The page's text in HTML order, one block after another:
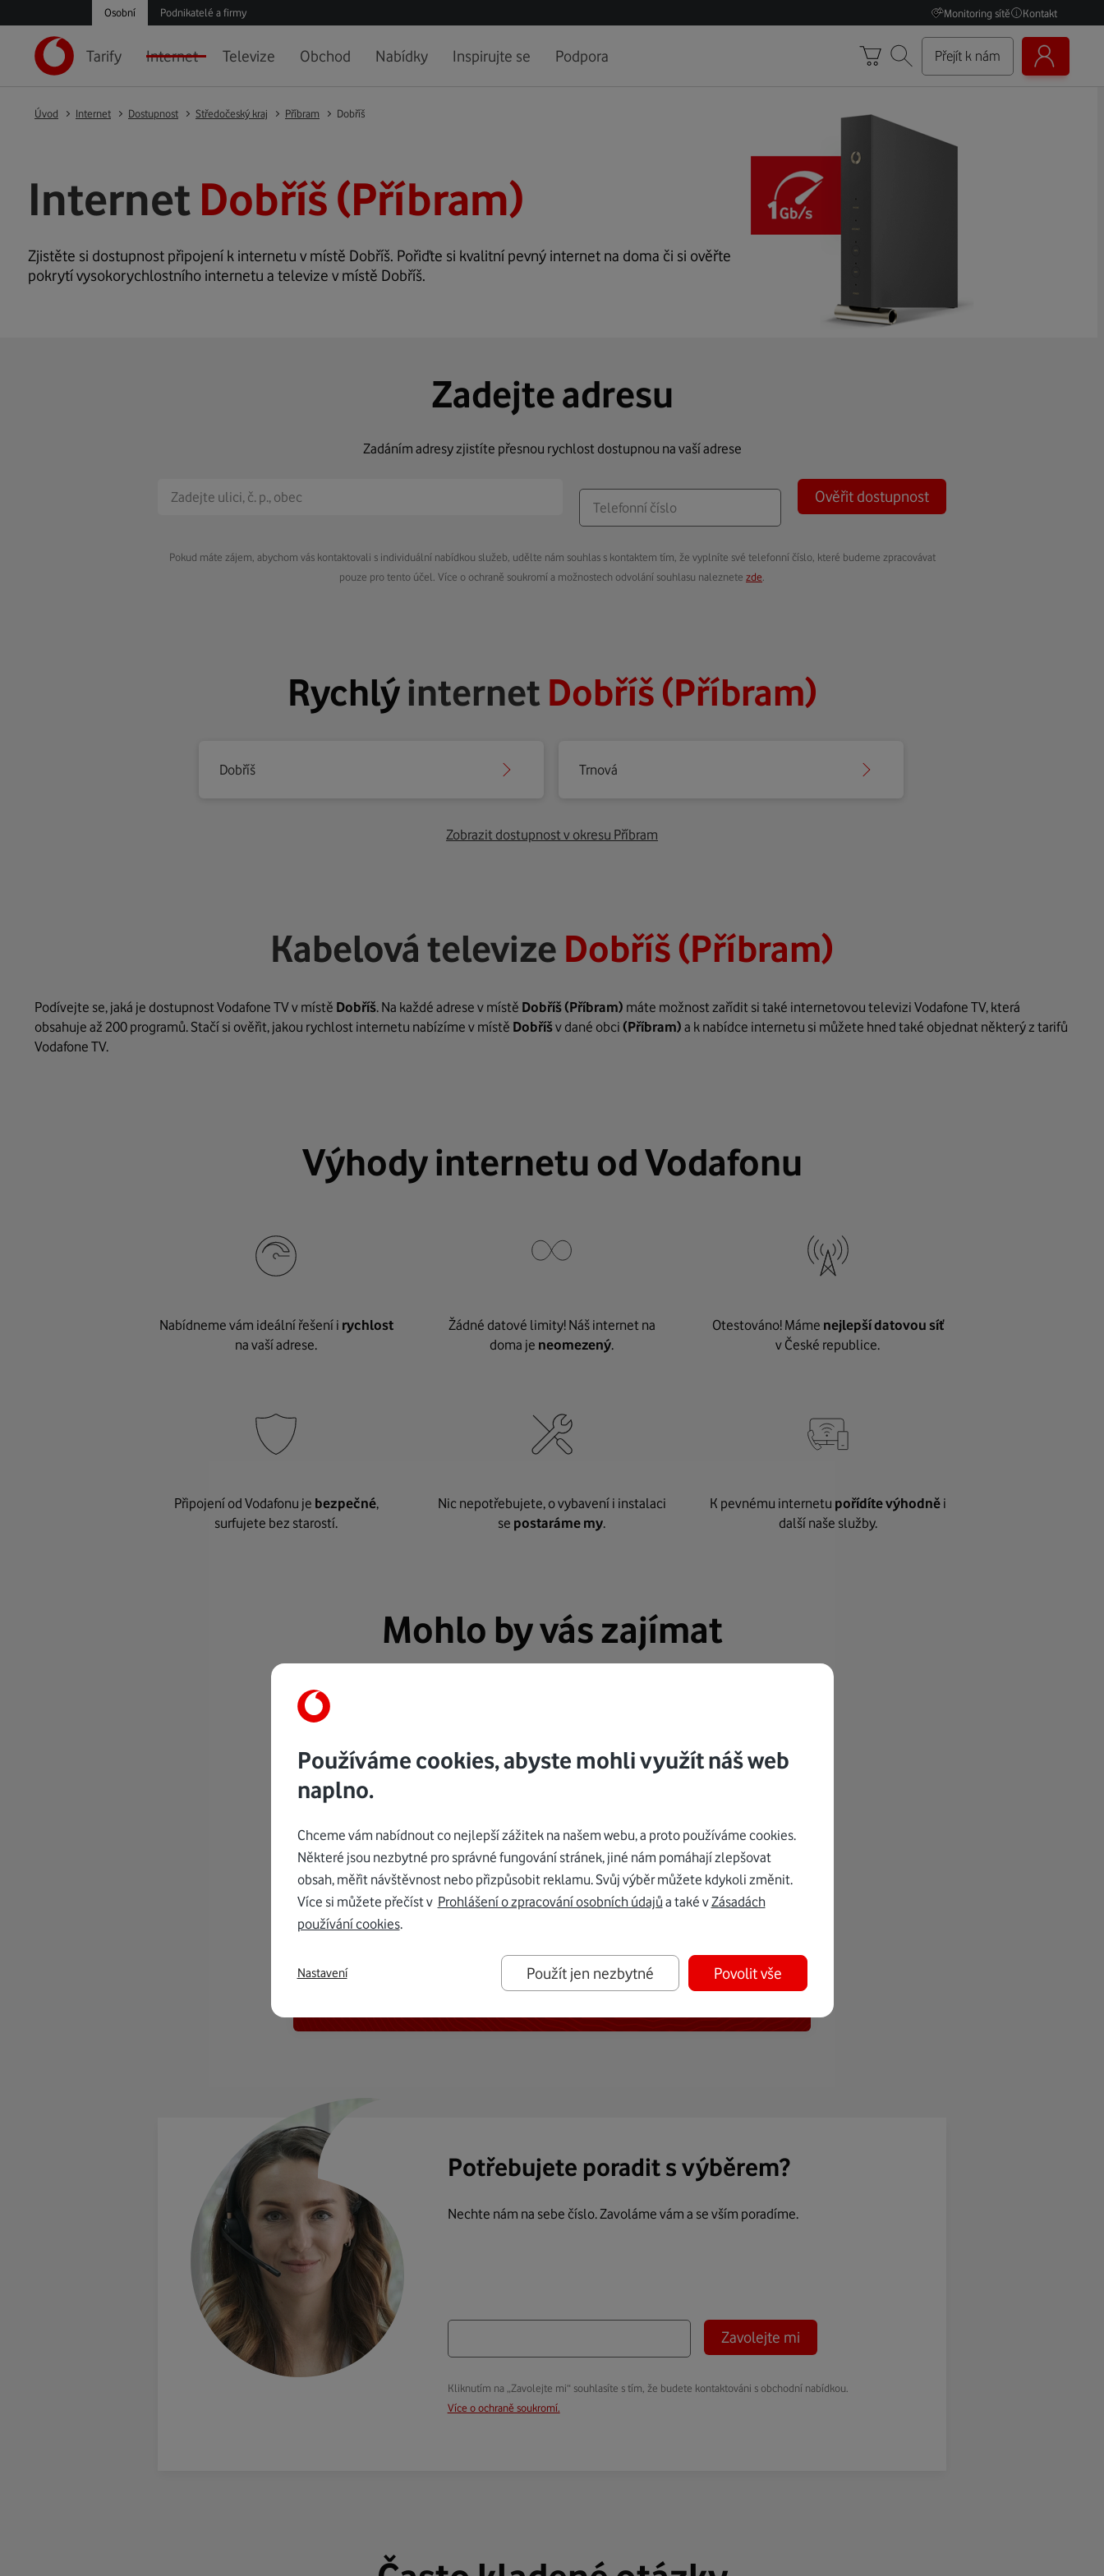
Osobní Podnikatelé a firmy Monitoring sítě Kontakt
Tarify Internet Televize Obchod Nabídky Inspirujte se Podpora Přejít k nám
Úvod Internet Dostupnost Středočeský kraj Příbram Dobříš
Internet Dobříš (Příbram)
Zjistěte si dostupnost připojení k internetu v místě Dobříš. Pořiďte si kvalitní pevný internet na doma či si ověřte
pokrytí vysokorychlostního internetu a televize v místě Dobříš.
Zadejte adresu
Zadáním adresy zjistíte přesnou rychlost dostupnou na vaší adrese
Ověřit dostupnost
Pokud máte zájem, abychom vás kontaktovali s individuální nabídkou služeb, udělte nám souhlas s kontaktem tím, že vyplníte své telefonní číslo, které budeme zpracovávat
pouze pro tento účel. Více o ochraně soukromí a možnostech odvolání souhlasu naleznete zde
Rychlýinternet Dobříš (Příbram)
Dobříš Trnová
Zobrazit dostupnost v okresu Příbram
Kabelová televize Dobříš (Příbram)
Podívejte se, jaká je dostupnost Vodafone TV v místě Dobříš. Na každé adrese v místě Dobříš(Příbram) máte možnost zařídit si také internetovou televizi Vodafone TV, která
obsahuje až 200 programů. Stačí si ověřit, jakou rychlost internetu nabízíme v místě Dobříšv dané obci (Příbram) a k nabídce internetu si můžete hned také objednat některý z tarifů
Vodafone TV.
Výhody internetu od Vodafonu
Nabídneme vám ideální řešení i rychlost
na vaší adrese.
Žádné datové limity! Náš internet na
doma je neomezený.
Otestováno! Máme nejlepší datovou síť
v České republice.
Připojení od Vodafonu je bezpečné,
surfujete bez starostí.
Nic nepotřebujete, o vybavení i instalaci
se postaráme my.
K pevnému internetu pořídíte výhodněi
další naše služby.
Mohlo by vás zajímat
K internetu vám dáme Vodafone TV již
od 150 Kč měsíčně
Potřebujete poradit s výběrem?
Nechte nám na sebe číslo. Zavoláme vám a se vším poradíme.
Zavolejte mi
Kliknutím na „Zavolejte mi“ souhlasíte s tím, že budete kontaktováni s obchodní nabídkou.
Více o ochraně soukromí.
Používáme cookies, abyste mohli využít náš web
naplno.
Chceme vám nabídnout co nejlepší zážitek na našem webu, a proto používáme cookies.
Některé jsou nezbytné pro správné fungování stránek, jiné nám pomáhají zlepšovat
obsah, měřit návštěvnost nebo přizpůsobit reklamu. Svůj výběr můžete kdykoli změnit.
Více si můžete přečíst v Prohlášení o zpracování osobních údajů a také vZásadách
používání cookies.
Použít jen nezbytné Povolit vše
Nastavení